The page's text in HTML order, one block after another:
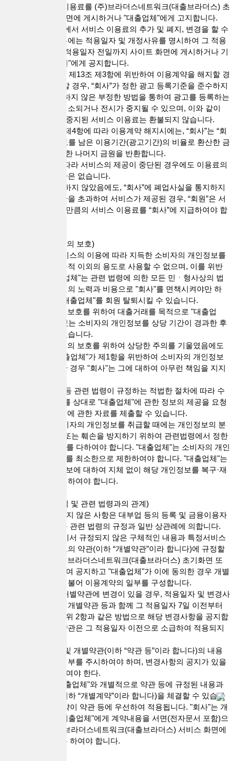
2."회사"는 서비스 이용료를 (주)브라더스네트워크(대출브라더스) 초
기화면 또는 연결화면에 게시하거나 "대출업체"에게 고지합니다.
3. "회사"는 재량 내에서 서비스 이용료의 추가 및 폐지, 변경을 할 수
있으며, 개정할 경우에는 적용일자 및 개정사유를 명시하여 그 적용
일자 7일 이전부터 적용일자 전일까지 사이트 화면에 게시하거나 기
타의 방법으로 "회원"에게 공지합니다.
3. "회사"는 “회원”이 제13조 제3항에 위반하여 이용계약을 해지할 경
우, 이 약관을 위반할 경우, “회사”가 정한 광고 등록기준을 준수하지
않거나 "회사"가 정하지 않은 부정한 방법을 통하여 광고를 등록하는
경우 해당 광고는 취소되거나 전시가 중지될 수 있으며, 이와 같이
취소되거나 전시가 중지된 서비스 이용료는 환불되지 않습니다.
4. “회원”이 제13조 제4항에 따라 이용계약 해지시에는, “회사”는 “회
원”이 납입한 이용료를 남은 이용기간(광고기간)의 비율로 환산한 금
액에서 30%를 공제한 나머지 금원을 반환합니다.
5. 제13조 제5항에 따라 서비스의 제공이 중단된 경우에도 이용료의
전부 또는 일부 반환은 없습니다.
6. “회원”이 페업을 하지 않았음에도, “회사”에 폐업사실을 통지하지
않아, 이용계약 기간을 초과하여 서비스가 제공된 경우, “회원”은 서
비스가 제공된 기간만큼의 서비스 이용료를 “회사”에 지급하여야 합
제17조(소비자 정보의 보호)
1. "대출업체"는 서비스의 이용에 따라 지득한 소비자의 개인정보를
이 약관에서 정한 목적 이외의 용도로 사용할 수 없으며, 이를 위반
할 경우 당해 "대출업체"는 관련 법령에 의한 모든 민ㆍ형사상의 법
적 책임을 지고 자신의 노력과 비용으로 "회사"를 면책시켜야만 하
며, "회사"는 당해 "대출업체"를 회원 탈퇴시킬 수 있습니다.
2."회사"는 개인정보보호를 위하여 대출거래를 목적으로 "대출업
체"에게 공개되어 있는 소비자의 개인정보를 상당 기간이 경과한 후
비공개 조치할 수 있습니다.
3."회사"가 개인정보의 보호를 위하여 상당한 주의를 기울였음에도
불구하고, 특정 "대출업체"가 제1항을 위반하여 소비자의 개인정보
를 유출 또는 유용한 경우 "회사"는 그에 대하여 아무런 책임을 지지
4. 전기통신사업법 등 관련 법령이 규정하는 적법한 절차에 따라 수
사관서 등이 "회사"를 상대로 "대출업체"에 관한 정보의 제공을 요청
한 경우, "회사"는 그에 관한 자료를 제출할 수 있습니다.
5. "대출업체"가 소비자의 개인정보를 취급할 때에는 개인정보의 분
실·도난·누출·변조 또는 훼손을 방지하기 위하여 관련법령에서 정한
기술적·관리적 조치를 다하여야 합니다. "대출업체"는 소비자의 개인
정보를 취급하는 자를 최소한으로 제한하여야 합니다. "대출업체"는
목적을 다한 개인정보에 대하여 지체 없이 해당 개인정보를 복구·재
생할 수 없도록 파기하여야 합니다.
제18조(약관 외 준칙 및 관련 법령과의 관계)
1. 이 약관에 명시되지 않은 사항은 대부업 등의 등록 및 금융이용자
보호에 관한 법률 등 관련 법령의 규정과 일반 상관례에 의합니다.
2."회사"는 이 약관에서 규정되지 않은 구체적인 내용과 특정서비스
에 관한 내용을 별도의 약관(이하 “개별약관”이라 합니다)에 규정할
수 있으며, 이를 (주)브라더스네트워크(대출브라더스) 초기화면 또
는 연결화면을 통하여 공지하고 "대출업체"가 이에 동의한 경우 개별
약관은 이 약관과 더불어 이용계약의 일부를 구성합니다.
3."회사"는 전항의 개별약관에 변경이 있을 경우, 적용일자 및 변경사
유를 명시하여 현행 개별약관 등과 함께 그 적용일자 7일 이전부터
적용일자 전일까지 위 2항과 같은 방법으로 해당 변경사항을 공지합
니다. 변경된 개별약관은 그 적용일자 이전으로 소급하여 적용되지
4."회원"은 이 약관 및 개별약관(이하 “약관 등”이라 합니다)의 내용
에 변경이 있는지 여부를 주시하여야 하며, 변경사항의 공지가 있을
시에는 이를 확인하여야 한다.
5."회사"는 특정 "대출업체"와 개별적으로 약관 등에 규정된 내용과
다른 내용의 계약(이하 “개별계약”이라 합니다)을 체결할 수 있습니
다. 이 경우 개별계약이 약관 등에 우선하여 적용됩니다. "회사"는 개
별계약을 체결한 "대출업체"에게 계약내용을 서면(전자문서 포함)으
로 교부하거나 (주)브라더스네트워크(대출브라더스) 서비스 화면에
서 확인할 수 있도록 하여야 합니다.